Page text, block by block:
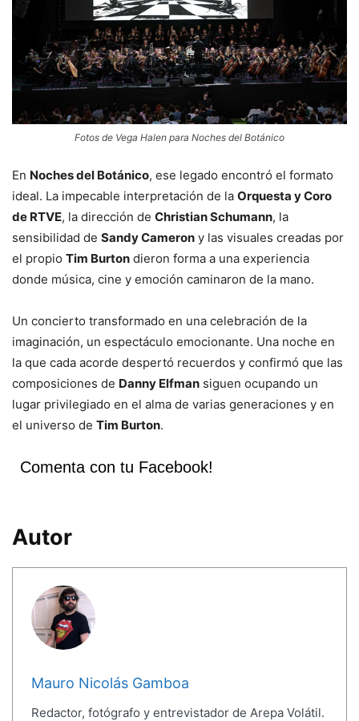
Fotos de Vega Halen para Noches del Botánico
En Noches del Botánico, ese legado encontró el formato
ideal. La impecable interpretación de la Orquesta y Coro
de RTVE, la dirección de Christian Schumann, la
sensibilidad de Sandy Cameron y las visuales creadas por
el propio Tim Burton dieron forma a una experiencia
donde música, cine y emoción caminaron de la mano.
Un concierto transformado en una celebración de la
imaginación, un espectáculo emocionante. Una noche en
la que cada acorde despertó recuerdos y confirmó que las
composiciones de Danny Elfman siguen ocupando un
lugar privilegiado en el alma de varias generaciones y en
el universo de Tim Burton.
Comenta con tu Facebook!
Autor
Mauro Nicolás Gamboa
Redactor, fotógrafo y entrevistador de Arepa Volátil.